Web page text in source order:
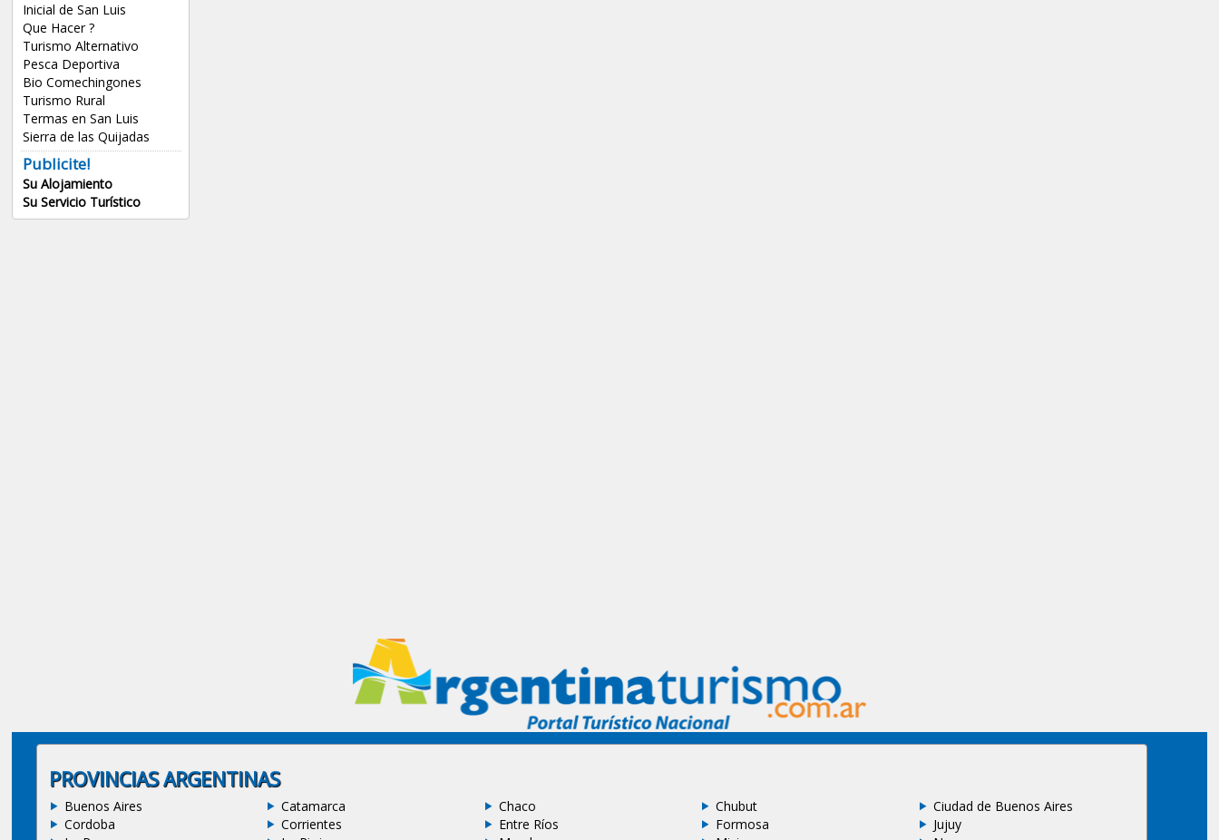
Inicial de San Luis
Que Hacer ?
Turismo Alternativo
Pesca Deportiva
Bio Comechingones
Turismo Rural
Termas en San Luis
Sierra de las Quijadas
Publicite!
Su Alojamiento
Su Servicio Turístico
PROVINCIAS ARGENTINAS
Buenos Aires Catamarca Chaco Chubut
Ciudad de Buenos Aires
Cordoba
Corrientes Entre Ríos Formosa
Jujuy